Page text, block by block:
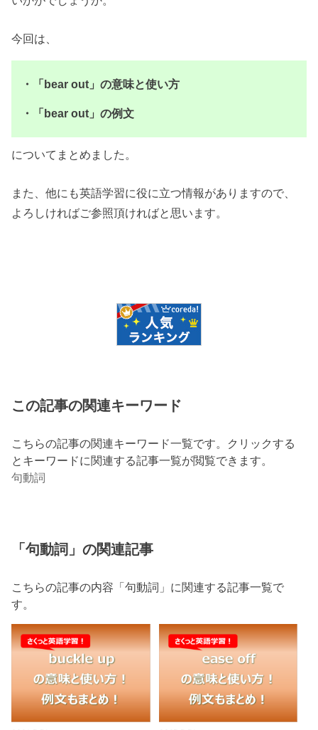
今回は、
・「bear out」の意味と使い方
・「bear out」の例文
についてまとめました。
また、他にも英語学習に役に立つ情報がありますので、
よろしければご参照頂ければと思います。
この記事の関連キーワード
こちらの記事の関連キーワード一覧です。クリックする
とキーワードに関連する記事一覧が閲覧できます。
句動詞
「句動詞」の関連記事
こちらの記事の内容「句動詞」に関連する記事一覧で
す。